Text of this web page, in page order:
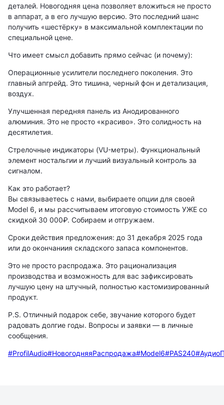
деталей. Новогодняя цена позволяет вложиться не просто
в аппарат, а в его лучшую версию. Это последний шанс
получить «шестёрку» в максимальной комплектации по
специальной цене.
Что имеет смысл добавить прямо сейчас (и почему):
Операционные усилители последнего поколения. Это
главный апгрейд. Это тишина, черный фон и детализация,
воздух.
Улучшенная передняя панель из Анодированного
алюминия. Это не просто «красиво». Это солидность на
десятилетия.
Стрелочные индикаторы (VU-метры). Функциональный
элемент ностальгии и лучший визуальный контроль за
сигналом.
Как это работает?
Вы связываетесь с нами, выбираете опции для своей
Model 6, и мы рассчитываем итоговую стоимость УЖЕ со
скидкой 30 000₽. Собираем и отгружаем.
Сроки действия предложения: до 31 декабря 2025 года
или до окончаниия складского запаса компонентов.
Это не просто распродажа. Это рационализация
производства и возможность для вас зафиксировать
лучшую цену на штучный, полностью кастомизированный
продукт.
P.S. Отличный подарок себе, звучание которого будет
радовать долгие годы. Вопросы и заявки — в личные
сообщения.
#ProfilAudio#НовогодняяРаспродажа#Model6#PAS240